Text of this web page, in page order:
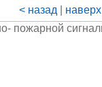
< назад наверх